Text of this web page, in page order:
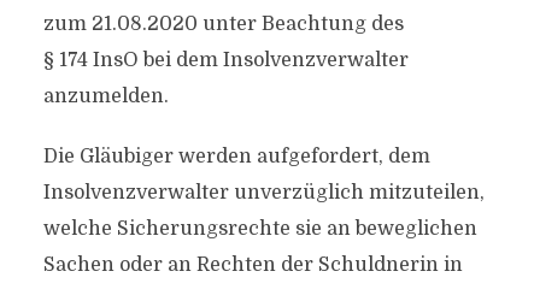
zum 21.08.2020 unter Beachtung des
§ 174 InsO bei dem Insolvenzverwalter
anzumelden.
Die Gläubiger werden aufgefordert, dem
Insolvenzverwalter unverzüglich mitzuteilen,
welche Sicherungsrechte sie an beweglichen
Sachen oder an Rechten der Schuldnerin in